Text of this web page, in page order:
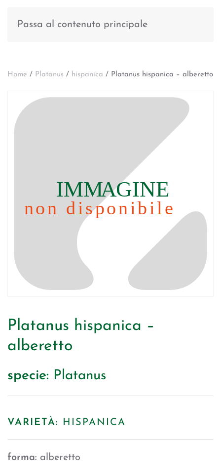
Passa al contenuto principale
Home / Platanus / hispanica / Platanus hispanica – alberetto
Platanus hispanica –
alberetto
specie: Platanus
VARIETÀ: HISPANICA
forma: alberetto